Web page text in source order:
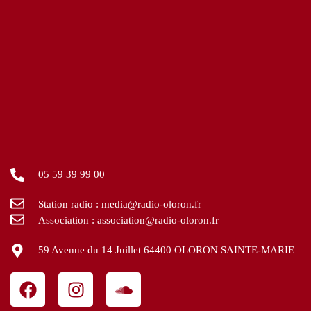
05 59 39 99 00
Station radio : media@radio-oloron.fr
Association : association@radio-oloron.fr
59 Avenue du 14 Juillet 64400 OLORON SAINTE-MARIE